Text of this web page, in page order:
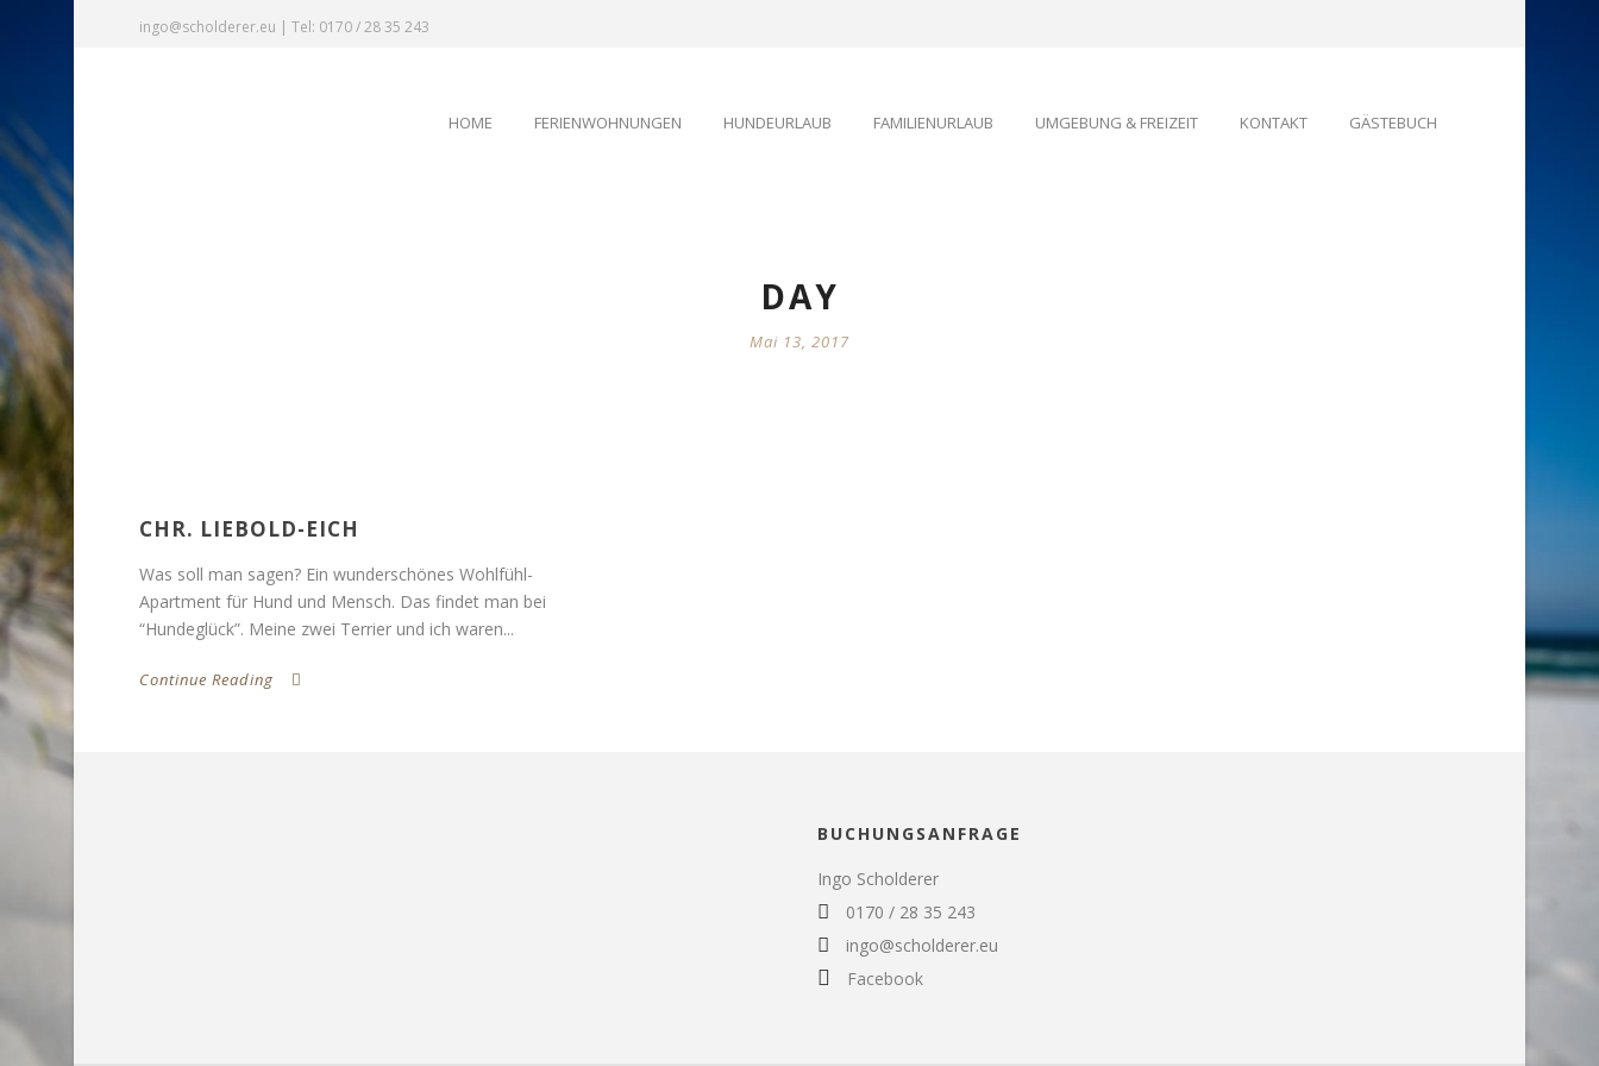
ingo@scholderer.eu | Tel: 0170 / 28 35 243
HOME FERIENWOHNUNGEN HUNDEURLAUB FAMILIENURLAUB UMGEBUNG & FREIZEIT KONTAKT GÄSTEBUCH
DAY
Mai 13, 2017
CHR. LIEBOLD-EICH
Was soll man sagen? Ein wunderschönes Wohlfühl-
Apartment für Hund und Mensch. Das findet man bei
“Hundeglück”. Meine zwei Terrier und ich waren...
Continue Reading
BUCHUNGSANFRAGE
Ingo Scholderer
0170 / 28 35 243
ingo@scholderer.eu
Facebook